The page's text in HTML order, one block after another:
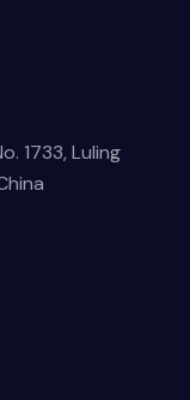
1733, Luling